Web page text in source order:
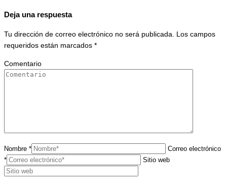
Deja una respuesta
Tu dirección de correo electrónico no será publicada. Los campos
requeridos están marcados *
Comentario
Nombre *
Correo electrónico
*
Sitio web